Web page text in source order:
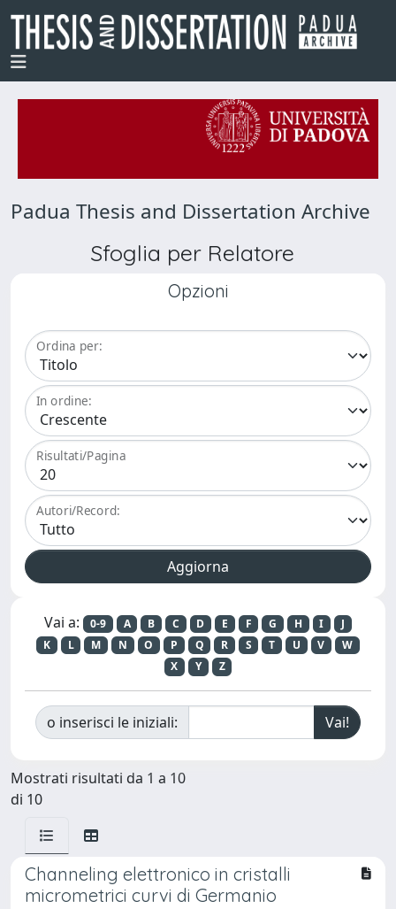
Padua Thesis and Dissertation Archive
Sfoglia per Relatore
Opzioni
Ordina per:
In ordine:
Risultati/Pagina
Autori/Record:
Vai a: 0-9 A B C D E F G H I
J
K
L M N O P Q R S T U V
W
X
Y Z
o inserisci le iniziali:
Mostrati risultati da 1 a 10
di 10
Channeling elettronico in cristalli
micrometrici curvi di Germanio